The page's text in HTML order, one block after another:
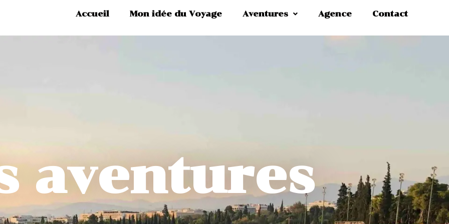
Accueil Mon idée du Voyage Aventures Agence Contact
aventures